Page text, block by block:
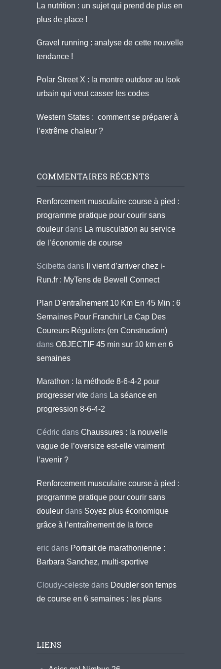
La nutrition : un sujet qui prend de plus en
plus de place !
Gravel running : analyse de cette nouvelle
tendance !
Polar Street X : la montre outdoor au look
urbain qui veut casser les codes
Western States : comment se préparer à
l’extrême chaleur ?
COMMENTAIRES RÉCENTS
Renforcement musculaire course à pied :
programme pratique pour courir sans
douleur dans La musculation au service
de l’économie de course
Scibetta dans
Il vient d’arriver chez i-
Run.fr : MyTens de Bewell Connect
Plan D'entraînement 10 Km En 45 Min : 6
Semaines Pour Franchir Le Cap Des
Coureurs Réguliers (en Construction)
dans OBJECTIF 45 min sur 10 km en 6
semaines
Marathon : la méthode 8-6-4-2 pour
progresser vite dans La séance en
progression 8-6-4-2
Cédric dans Chaussures : la nouvelle
vague de l’oversize est-elle vraiment
l’avenir ?
Renforcement musculaire course à pied :
programme pratique pour courir sans
douleur dans Soyez plus économique
grâce à l’entraînement de la force
eric dans Portrait de marathonienne :
Barbara Sanchez, multi-sportive
Cloudy-celeste dans Doubler son temps
de course en 6 semaines : les plans
LIENS